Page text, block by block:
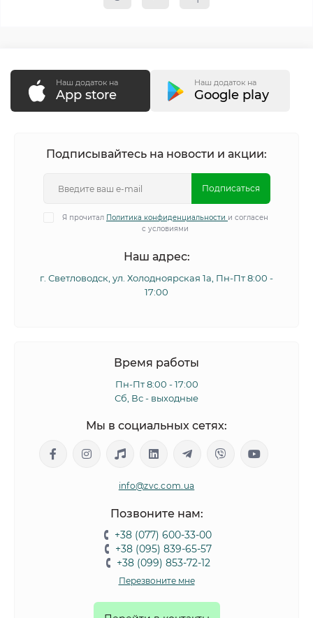
Наш додаток на
App store
Наш додаток на
Google play
Подписывайтесь на новости и акции:
Подписаться
Я прочитал Политика конфиденциальности и согласен
с условиями
Наш адрес:
г. Светловодск, ул. Холодноярская 1а, Пн-Пт 8:00 -
17:00
Время работы
Пн-Пт 8:00 - 17:00
Сб, Вс - выходные
Мы в социальных сетях:
info@zvc.com.ua
Позвоните нам:
+38 (077) 600-33-00
+38 (095) 839-65-57
+38 (099) 853-72-12
Перезвоните мне